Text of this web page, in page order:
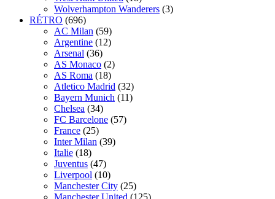
Wolverhampton Wanderers (3)
RÉTRO (696)
AC Milan (59)
Argentine (12)
Arsenal (36)
AS Monaco (2)
AS Roma (18)
Atletico Madrid (32)
Bayern Munich (11)
Chelsea (34)
FC Barcelone (57)
France (25)
Inter Milan (39)
Italie (18)
Juventus (47)
Liverpool (10)
Manchester City (25)
Manchester United (125)